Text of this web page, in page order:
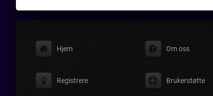
Hjem Om oss
Registrere Brukerstøtte